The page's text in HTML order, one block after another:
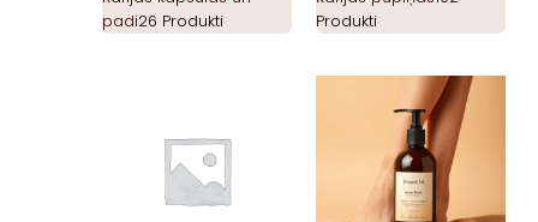
padi26 Produkti
Produkti